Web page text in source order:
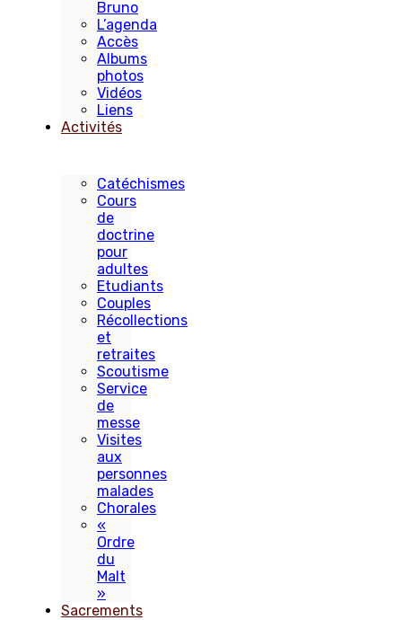
Bruno
L’agenda
Accès
Albums
photos
Vidéos
Liens
Activités
Catéchismes
Cours
de
doctrine
pour
adultes
Etudiants
Couples
Récollections
et
retraites
Scoutisme
Service
de
messe
Visites
aux
personnes
malades
Chorales
«
Ordre
du
Malt
»
Sacrements